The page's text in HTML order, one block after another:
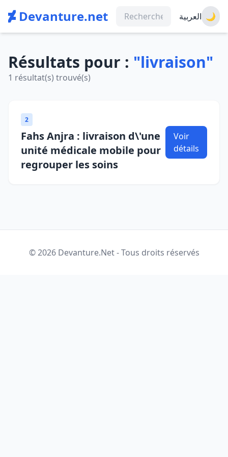
Devanture.net العربية 🌙
Résultats pour : "livraison"
1 résultat(s) trouvé(s)
2
Fahs Anjra : livraison d\'une
unité médicale mobile pour
regrouper les soins
Voir
détails
© 2026 Devanture.Net - Tous droits réservés